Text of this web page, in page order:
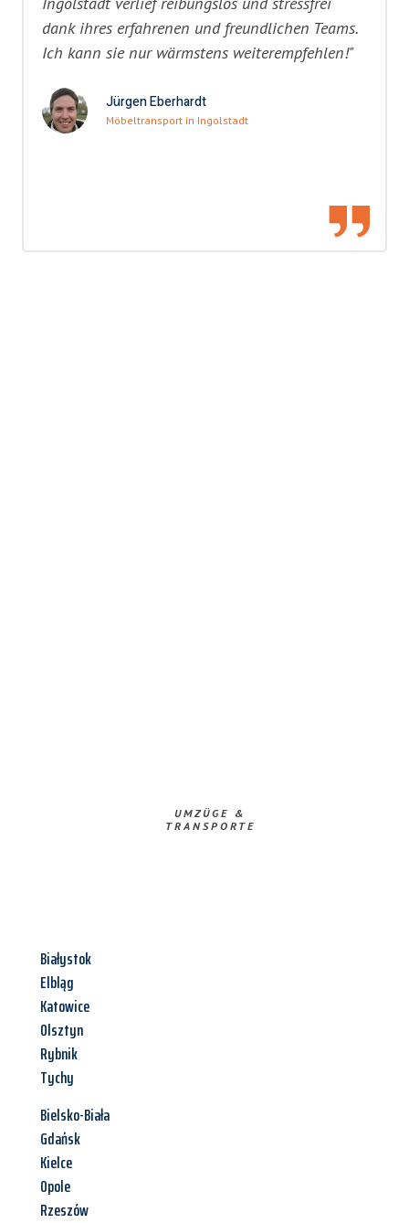
dank ihres erfahrenen und freundlichen Teams.
Ich kann sie nur wärmstens weiterempfehlen!"
Jürgen Eberhardt
Möbeltransport in Ingolstadt
UMZÜGE &
TRANSPORTE
Białystok
Elbląg
Katowice
Olsztyn
Rybnik
Tychy
Bielsko-Biała
Gdańsk
Kielce
Opole
Rzeszów